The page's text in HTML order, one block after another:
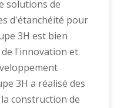
solutions de
d'étanchéité pour
3H est bien
l'innovation et
3H a réalisé des
construction de